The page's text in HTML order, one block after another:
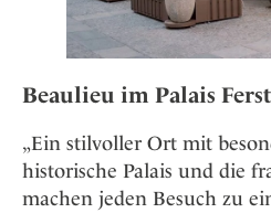
Beaulieu im Palais
„Ein stilvoller Ort mit
historische Palais und die
machen jeden Besuch zu